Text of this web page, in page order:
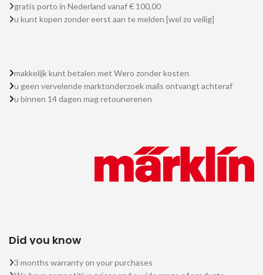
gratis porto in Nederland vanaf € 100,00
u kunt kopen zonder eerst aan te melden [wel zo veilig]
makkelijk kunt betalen met Wero zonder kosten
u geen vervelende marktonderzoek mails ontvangt achteraf
u binnen 14 dagen mag retounerenen
Did you know
3 months warranty on your purchases